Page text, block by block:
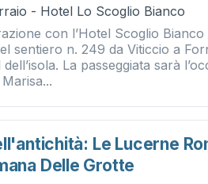
- Hotel Lo Scoglio Bianco
con l’Hotel Scoglio Bianco
sentiero n. 249 da Viticcio a
La passeggiata sarà
Le Lucerne
Delle Grotte